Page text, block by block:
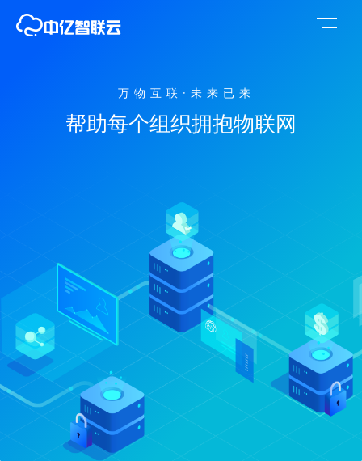
万物互联·未来已来
帮助每个组织拥抱物联网